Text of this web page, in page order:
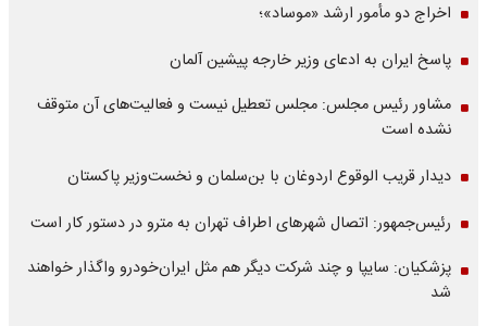
اخراج دو مأمور ارشد «موساد»؛
پاسخ ایران به ادعای وزیر خارجه پیشین آلمان
مشاور رئیس مجلس: مجلس تعطیل نیست و فعالیت‌های آن متوقف
نشده است
دیدار قریب الوقوع اردوغان با بن‌سلمان و نخست‌وزیر پاکستان
رئیس‌جمهور: اتصال شهرهای اطراف تهران به مترو در دستور کار است
پزشکیان: سایپا و چند شرکت دیگر هم مثل ایران‌خودرو واگذار خواهند
شد